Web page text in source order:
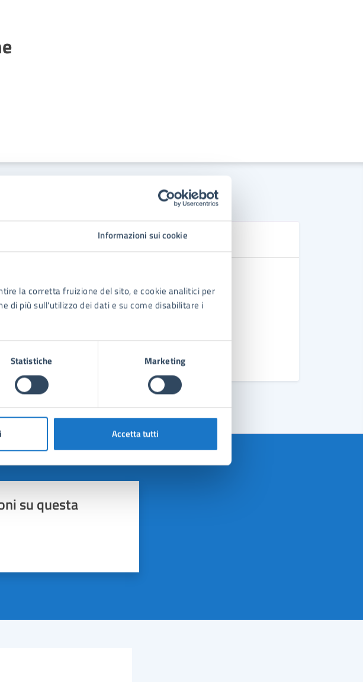
Informazioni sui cookie
la corretta fruizione del sito, e cookie analitici per
di più sull'utilizzo dei dati e su come disabilitare i
Statistiche Marketing
Accetta tutti
su questa